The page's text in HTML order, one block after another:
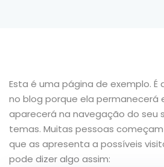
Esta é uma página de exemplo.
no blog porque ela permanecerá
aparecerá na navegação do seu
temas. Muitas pessoas
que as apresenta a possíveis
pode dizer algo assim: